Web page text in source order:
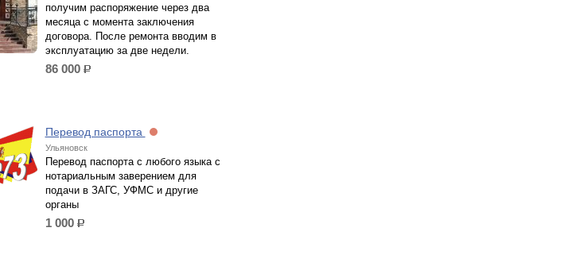
получим распоряжение через два
месяца с момента заключения
договора. После ремонта вводим в
эксплуатацию за две недели.
86 000 р.
Перевод паспорта
Ульяновск
Перевод паспорта с любого языка с
нотариальным заверением для
подачи в ЗАГС, УФМС и другие
органы
1 000 р.